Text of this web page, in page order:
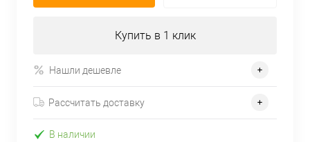
Купить в 1 клик
Нашли дешевле
Рассчитать доставку
В наличии